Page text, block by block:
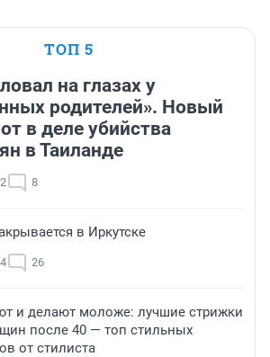
ТОП 5
на глазах у
родителей». Новый
в деле убийства
в Таиланде
8
в Иркутске
26
и делают моложе: лучшие стрижки
после 40 — топ стильных
от стилиста